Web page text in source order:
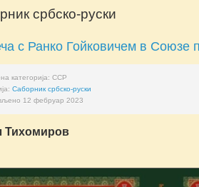
србско-руски
с Ранко Гойковичем в Союзе
категорија:ССР
Саборник србско-руски
12 фебруар 2023
Тихомиров